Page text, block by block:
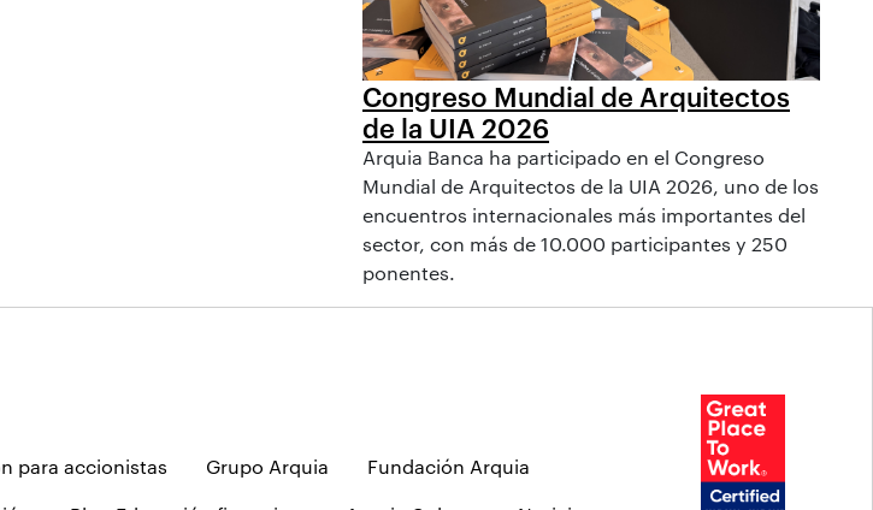
Congreso Mundial de Arquitectos
de la UIA 2026
Arquia Banca ha participado en el Congreso
Mundial de Arquitectos de la UIA 2026, uno de los
encuentros internacionales más importantes del
sector, con más de 10.000 participantes y 250
ponentes.
para accionistas Grupo Arquia Fundación Arquia